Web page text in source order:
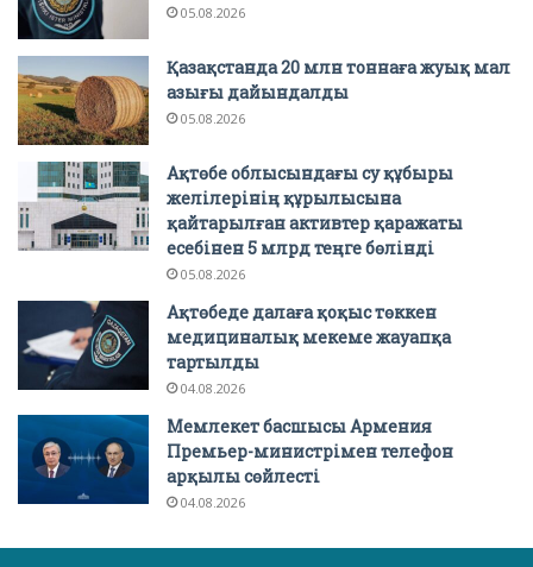
05.08.2026
Қазақстанда 20 млн тоннаға жуық мал
азығы дайындалды
05.08.2026
Ақтөбе облысындағы су құбыры
желілерінің құрылысына
қайтарылған активтер қаражаты
есебінен 5 млрд теңге бөлінді
05.08.2026
Ақтөбеде далаға қоқыс төккен
медициналық мекеме жауапқа
тартылды
04.08.2026
Мемлекет басшысы Армения
Премьер-министрімен телефон
арқылы сөйлесті
04.08.2026